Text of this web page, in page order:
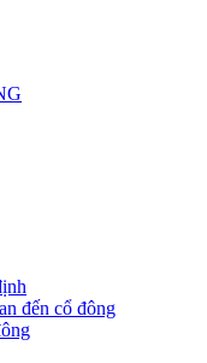
đến cổ đông